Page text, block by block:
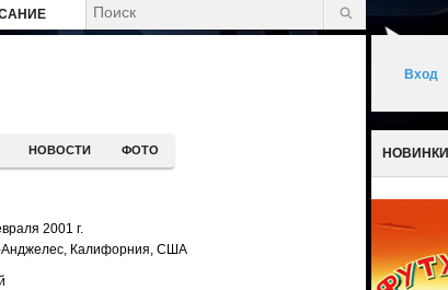
НОВОСТИ ФОТО
2001 г.
Анджелес, Калифорния, США
Вход
НОВИНКИ